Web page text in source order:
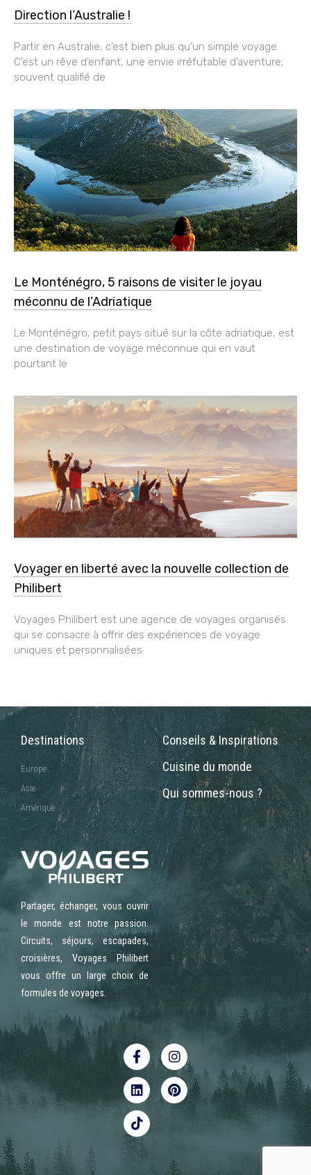
Direction l’Australie !
Partir en Australie, c’est bien plus qu’un simple voyage.
C’est un rêve d’enfant, une envie irréfutable d’aventure,
souvent qualifié de
Le Monténégro, 5 raisons de visiter le joyau
méconnu de l’Adriatique
Le Monténégro, petit pays situé sur la côte adriatique, est
une destination de voyage méconnue qui en vaut
pourtant le
Voyager en liberté avec la nouvelle collection de
Philibert
Voyages Philibert est une agence de voyages organisés
qui se consacre à offrir des expériences de voyage
uniques et personnalisées
Destinations
Europe
Asie
Amérique
Conseils & Inspirations
Cuisine du monde
Qui sommes-nous ?
Partager, échanger, vous ouvrir
le monde est notre passion.
Circuits, séjours, escapades,
croisières, Voyages Philibert
vous offre un large choix de
formules de voyages.